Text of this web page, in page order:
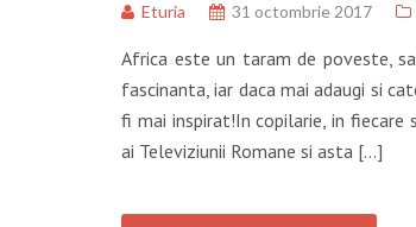
Eturia 31 octombrie 2017
Africa este un taram de poveste,
fascinanta, iar daca mai adaugi si
fi mai inspirat!In copilarie, in
ai Televiziunii Romane si asta […]